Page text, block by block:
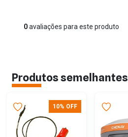
0avaliações para este produto
Produtos semelhantes
10% OFF